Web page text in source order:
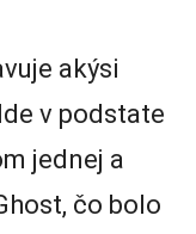
akýsi
v podstate
jednej a
čo bolo